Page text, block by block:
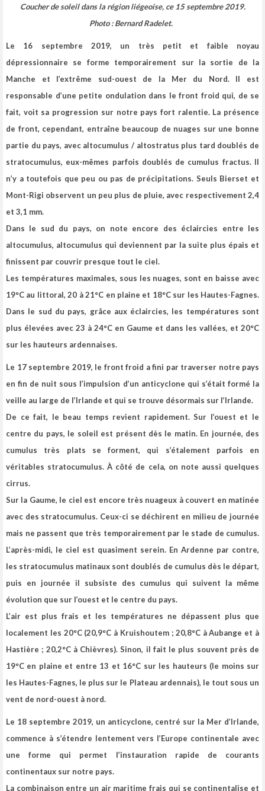
Coucher de soleil dans la région liégeoise, ce 15 septembre 2019.
Photo :Bernard Radelet.
Le 16 septembre 2019, un très petit et faible noyau
dépressionnaire se forme temporairement sur la sortie de la
Manche et l’extrême sud-ouest de la Mer du Nord.Il est
responsable d’une petite ondulation dans le front froid qui, de se
fait, voit sa progression sur notre pays fort ralentie. La présence
de front, cependant, entraîne beaucoup de nuages sur une bonne
partie du pays, avec altocumulus / altostratus plus tard doublés de
stratocumulus, eux-mêmes parfois doublés de cumulus fractus. Il
n’y a toutefois que peu ou pas de précipitations. Seuls Bierset et
Mont-Rigi observent un peu plus de pluie, avec respectivement 2,4
et 3,1 mm.
Dans le sud du pays, on note encore des éclaircies entre les
altocumulus, altocumulus qui deviennent par la suite plus épais et
finissent par couvrir presque tout le ciel.
Les températures maximales, sous les nuages, sont en baisse avec
19°C au littoral, 20 à 21°C en plaine et 18°C sur les Hautes-Fagnes.
Dans le sud du pays, grâce aux éclaircies, les températures sont
plus élevées avec 23 à 24°C en Gaume et dans les vallées, et 20°C
sur les hauteurs ardennaises.
Le 17 septembre 2019, le front froid a fini par traverser notre pays
en fin de nuit sous l’impulsion d’un anticyclone qui s’était formé la
veille au large de l’Irlande et qui se trouve désormais sur l’Irlande.
De ce fait, le beau temps revient rapidement.Sur l’ouest et le
centre du pays, le soleil est présent dès le matin. En journée, des
cumulus très plats se forment, qui s’étalement parfois en
véritables stratocumulus. À côté de cela, on note aussi quelques
cirrus.
Sur la Gaume, le ciel est encore très nuageux à couvert en matinée
avec des stratocumulus. Ceux-ci se déchirent en milieu de journée
mais ne passent que très temporairement par le stade de cumulus.
L’après-midi, le ciel est quasiment serein. En Ardenne par contre,
les stratocumulus matinaux sont doublés de cumulus dès le départ,
puis en journée il subsiste des cumulus qui suivent la même
évolution que sur l’ouest et le centre du pays.
L’air est plus frais et les températures ne dépassent plus que
localement les 20°C (20,9°C à Kruishoutem ; 20,8°C à Aubange et à
Hastière ; 20,2°C à Chièvres). Sinon, il fait le plus souvent près de
19°C en plaine et entre 13 et 16°C sur les hauteurs (le moins sur
les Hautes-Fagnes, le plus sur le Plateau ardennais), le tout sous un
vent de nord-ouest à nord.
Le 18 septembre 2019, un anticyclone, centré sur la Mer d’Irlande,
commence à s’étendre lentement vers l’Europe continentale avec
une forme qui permet l’instauration rapide de courants
continentaux sur notre pays.
La combinaison entre un air maritime frais qui se continentalise et